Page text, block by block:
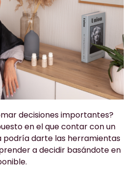
decisiones importantes?
en el que contar con un
darte las herramientas
a decidir basándote en